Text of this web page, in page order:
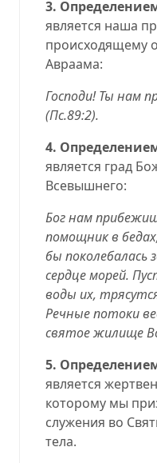
3.
является наша
происходящему
Авраама:
Господи! Ты нам
(Пс.89:2).
4.
является град
Всевышнего:
Бог нам
помощник в
бы поколебалась
сердце морей.
воды их,
Речные потоки
святое жилище
5.
является
которому мы
служения во
тела.